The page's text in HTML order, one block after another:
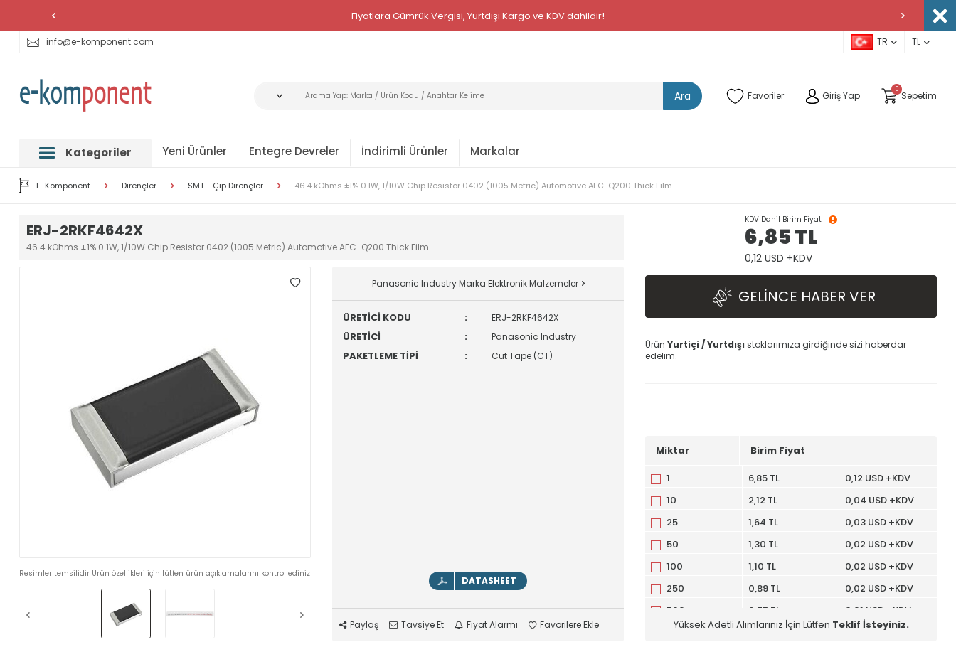
Fiyatlara Gümrük Vergisi, Yurtdışı Kargo ve KDV dahildir!
info@e-komponent.com TR TL
Ara Favoriler Giriş Yap
0
Sepetim
Kategoriler Yeni Ürünler Entegre Devreler İndirimli Ürünler Markalar
E-Komponent Dirençler SMT - Çip Dirençler 46.4 kOhms ±1% 0.1W, 1/10W Chip Resistor 0402 (1005 Metric) Automotive AEC-Q200 Thick Film
ERJ-2RKF4642X
46.4 kOhms ±1% 0.1W, 1/10W Chip Resistor 0402 (1005 Metric) Automotive AEC-Q200 Thick Film
Resimler temsilidir Ürün özellikleri için lütfen ürün açıklamalarını kontrol ediniz
Panasonic Industry Marka Elektronik Malzemeler
ÜRETİCİ KODU : ERJ-2RKF4642X
ÜRETİCİ : Panasonic Industry
PAKETLEME TİPİ : Cut Tape (CT)
DATASHEET
Paylaş Tavsiye Et Fiyat Alarmı Favorilere Ekle
KDV Dahil Birim Fiyat
6,85TL
0,12 USD +KDV
GELINCE HABER VER
Ürün Yurtiçi / Yurtdışı stoklarımıza girdiğinde sizi haberdar
edelim.
Miktar Birim Fiyat
1 6,85 TL
0,12 USD +KDV
10
2,12 TL
0,04 USD +KDV
25
1,64 TL
0,03 USD +KDV
50
1,30 TL
0,02 USD +KDV
100
1,10 TL
0,02 USD +KDV
250
0,89 TL
0,02 USD +KDV
500
0,75 TL
0,01 USD +KDV
1000
0,62 TL
0,01 USD +KDV
Yüksek Adetli Alımlarınız İçin Lütfen Teklif İsteyiniz.